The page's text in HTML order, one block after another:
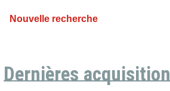
Nouvelle recherche
Dernières